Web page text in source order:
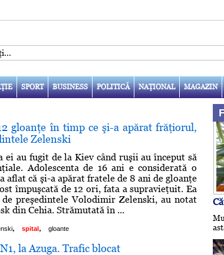
SPORT BUSINESS POLITICĂ NAŢIONAL MAGAZIN
gloanţe în timp ce şi-a apărat frăţiorul,
Zelenski
au fugit de la Kiev când ruşii au început să
Adolescenta de 16 ani e considerată o
aflat că şi-a apărat fratele de 8 ani de gloanţe
împuşcată de 12 ori, fata a supravieţuit. Ea
preşedintele Volodimir Zelenski, au notat
din Cehia. Strămutată în ...
, spital, gloante
la Azuga. Trafic blocat